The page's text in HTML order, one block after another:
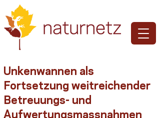
Unkenwannen als
Fortsetzung weitreichender
Betreuungs- und
Aufwertungsmassnahmen